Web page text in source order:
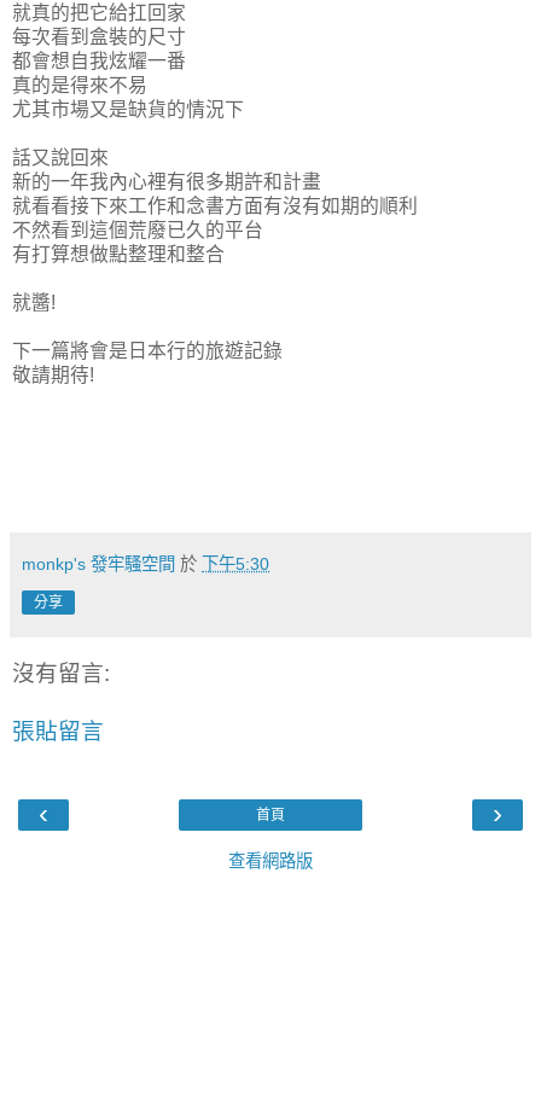
就真的把它給扛回家
每次看到盒裝的尺寸
都會想自我炫耀一番
真的是得來不易
尤其市場又是缺貨的情況下
話又說回來
新的一年我內心裡有很多期許和計畫
就看看接下來工作和念書方面有沒有如期的順利
不然看到這個荒廢已久的平台
有打算想做點整理和整合
就醬!
下一篇將會是日本行的旅遊記錄
敬請期待!
monkp's 發牢騷空間 於 下午5:30
分享
沒有留言:
張貼留言
‹ ›
首頁
查看網路版